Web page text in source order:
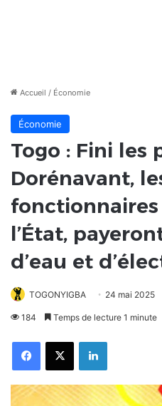
Accueil / Économie
Économie
Togo : Fini les
Dorénavant,
l’État,
d’eau et
TOGONYIGBA 24 mai 2025
184 Temps de lecture 1 minute
FacebookX Linkedin